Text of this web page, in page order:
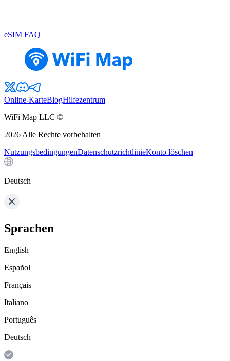
eSIM FAQ
Online-KarteBlogHilfezentrum
WiFi Map LLC ©
2026 Alle Rechte vorbehalten
NutzungsbedingungenDatenschutzrichtlinieKonto löschen
Deutsch
Sprachen
English
Español
Français
Italiano
Português
Deutsch